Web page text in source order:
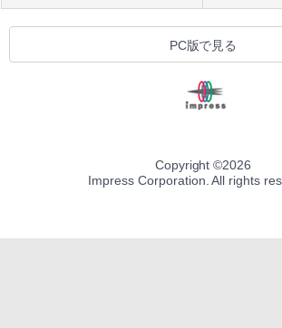
PC版で見る
Copyright ©2026
Impress Corporation. All rights